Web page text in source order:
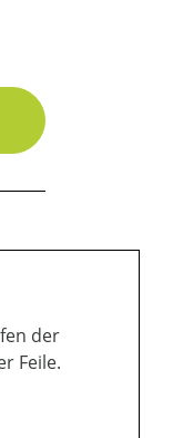
der
Feile.